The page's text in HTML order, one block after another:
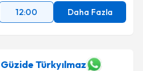
12:00 Daha Fazla
Türkyılmaz